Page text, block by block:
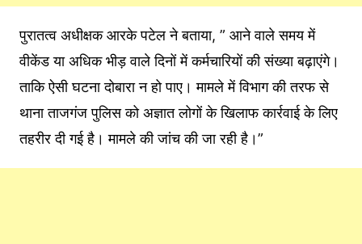
पुरातत्व अधीक्षक आरके पटेल ने बताया, ” आने वाले समय में
वीकेंड या अधिक भीड़ वाले दिनों में कर्मचारियों की संख्या बढ़ाएंगे।
ताकि ऐसी घटना दोबारा न हो पाए। मामले में विभाग की तरफ से
थाना ताजगंज पुलिस को अज्ञात लोगों के खिलाफ कार्रवाई के लिए
तहरीर दी गई है। मामले की जांच की जा रही है।”